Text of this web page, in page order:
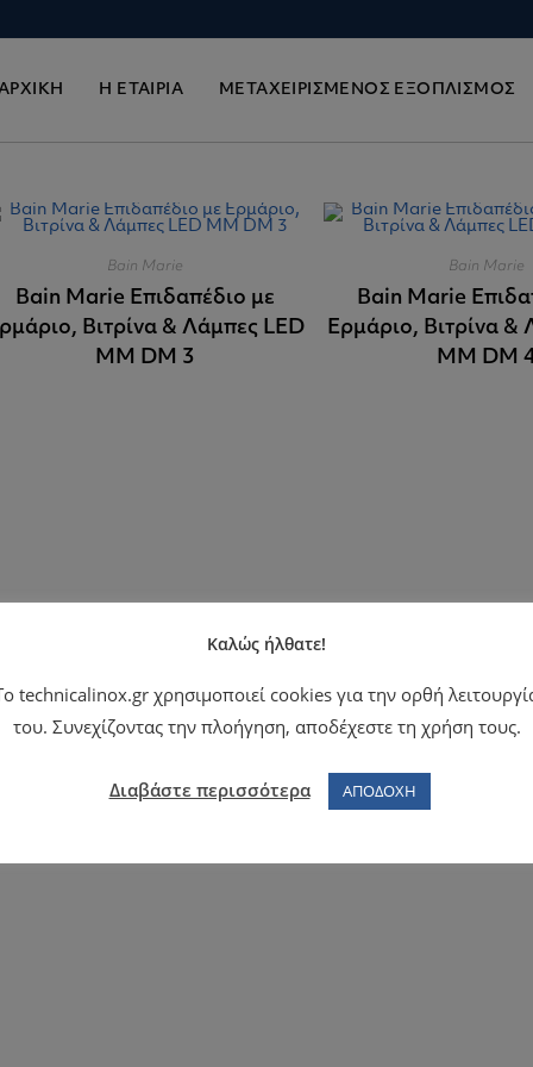
Η ΕΤΑΙΡΙΑ ΜΕΤΑΧΕΙΡΙΣΜΕΝΟΣ ΕΞΟΠΛΙΣΜΟΣ
Bain Marie
Bain Marie Επιδαπέδιο με
Βιτρίνα & Λάμπες LED
MM DM 3
Bain Marie
Bain Marie
Ερμάριο, Βιτρίνα &
MM DM
Καλώς ήλθατε!
technicalinox.gr χρησιμοποιεί cookies για την ορθή
του. Συνεχίζοντας την πλοήγηση, αποδέχεστε τη χρήση τους.
Διαβάστε περισσότερα ΑΠΟΔΟΧΗ